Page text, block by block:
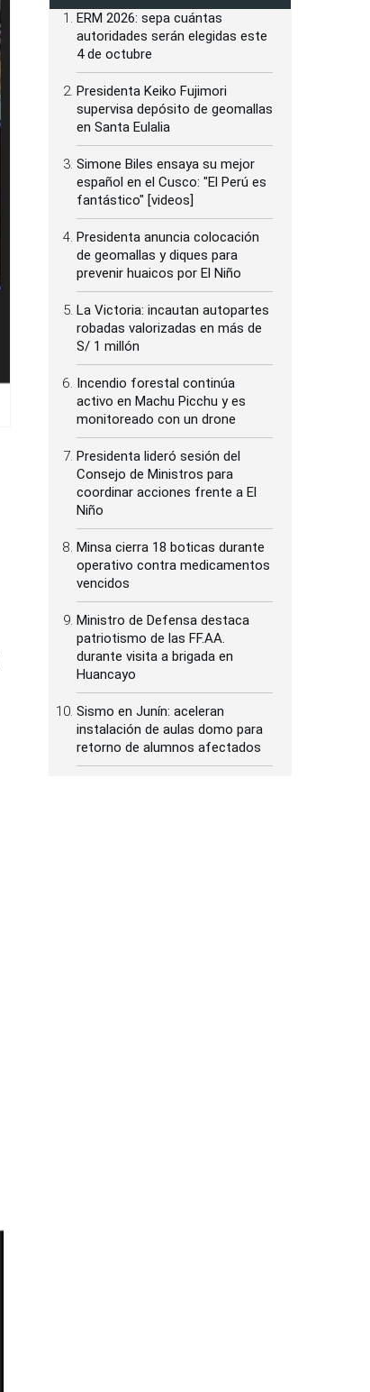
ERM 2026: sepa cuántas
autoridades serán elegidas este
4 de octubre
Presidenta Keiko Fujimori
supervisa depósito de geomallas
en Santa Eulalia
Simone Biles ensaya su mejor
español en el Cusco: "El Perú es
fantástico" [videos]
Presidenta anuncia colocación
de geomallas y diques para
prevenir huaicos por El Niño
La Victoria: incautan autopartes
robadas valorizadas en más de
S/ 1 millón
Incendio forestal continúa
activo en Machu Picchu y es
monitoreado con un drone
Presidenta lideró sesión del
Consejo de Ministros para
coordinar acciones frente a El
Niño
Minsa cierra 18 boticas durante
operativo contra medicamentos
vencidos
Ministro de Defensa destaca
patriotismo de las FF.AA.
durante visita a brigada en
Huancayo
Sismo en Junín: aceleran
instalación de aulas domo para
retorno de alumnos afectados